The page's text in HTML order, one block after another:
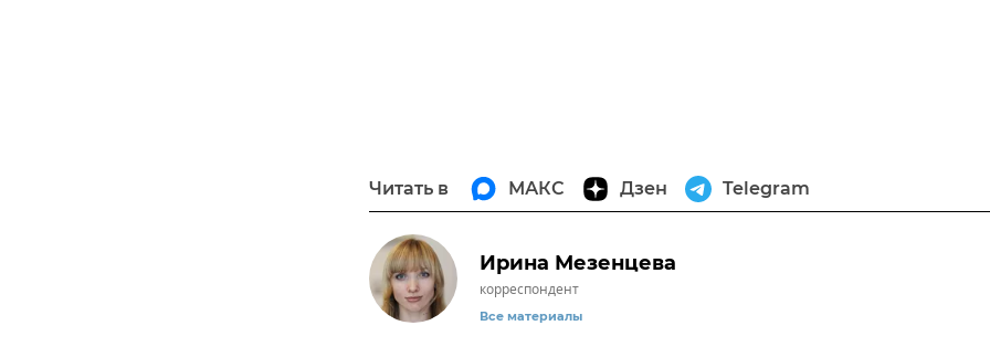
Читать в МАКС Дзен Telegram
Ирина Мезенцева
корреспондент
Все материалы